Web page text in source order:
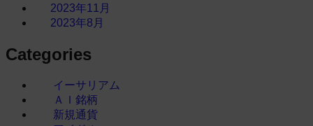
2023年11月
2023年8月
Categories
イーサリアム
ＡＩ銘柄
新規通貨